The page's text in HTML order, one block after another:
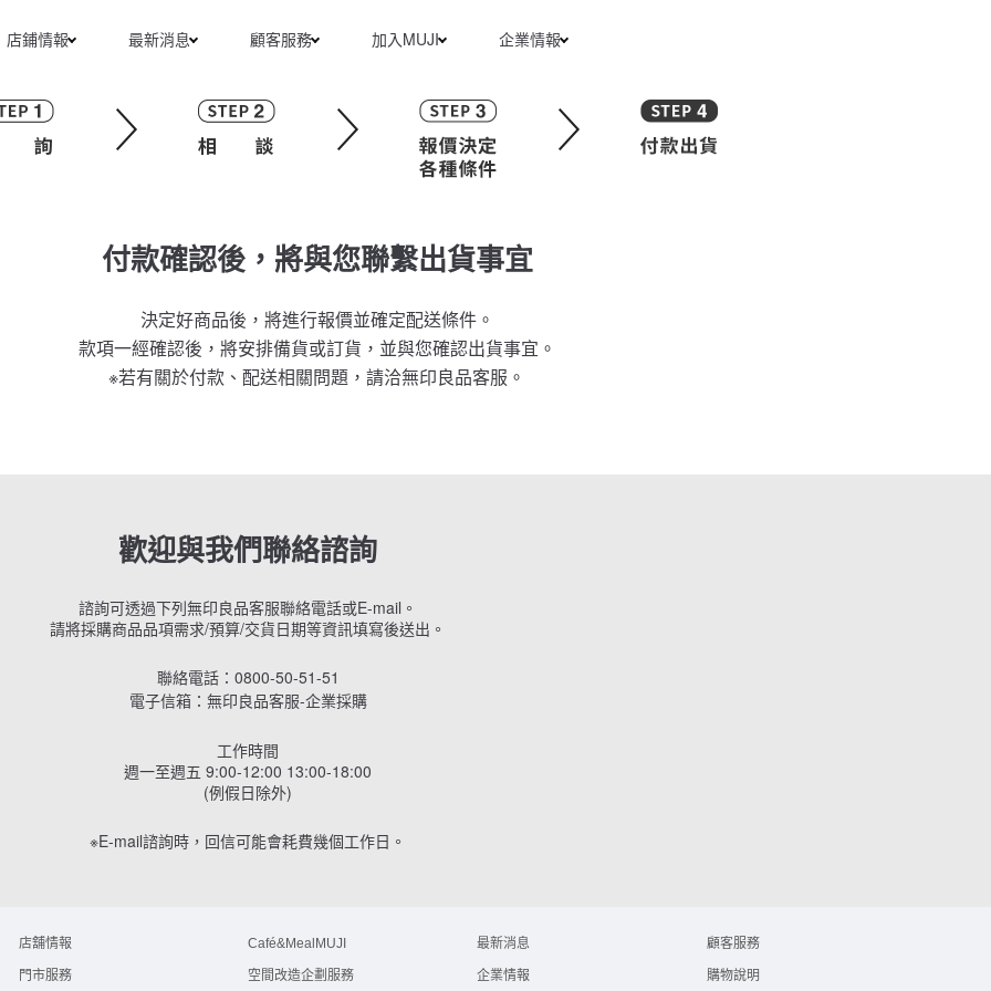
店鋪情報 最新消息 顧客服務 加入MUJI 企業情報
付款確認後，將與您聯繫出貨事宜
決定好商品後，將進行報價並確定配送條件。
款項一經確認後，將安排備貨或訂貨，並與您確認出貨事宜。
※若有關於付款、配送相關問題，請洽無印良品客服。
歡迎與我們聯絡諮詢
諮詢可透過下列無印良品客服聯絡電話或E-mail。
請將採購商品品項需求/預算/交貨日期等資訊填寫後送出。
聯絡電話：0800-50-51-51
電子信箱： 無印良品客服-企業採購
工作時間
週一至週五 9:00-12:00 13:00-18:00
(例假日除外)
※E-mail諮詢時，回信可能會耗費幾個工作日。
店舖情報
門市服務
Café&MealMUJI
空間改造企劃服務
最新消息
企業情報
顧客服務
購物說明